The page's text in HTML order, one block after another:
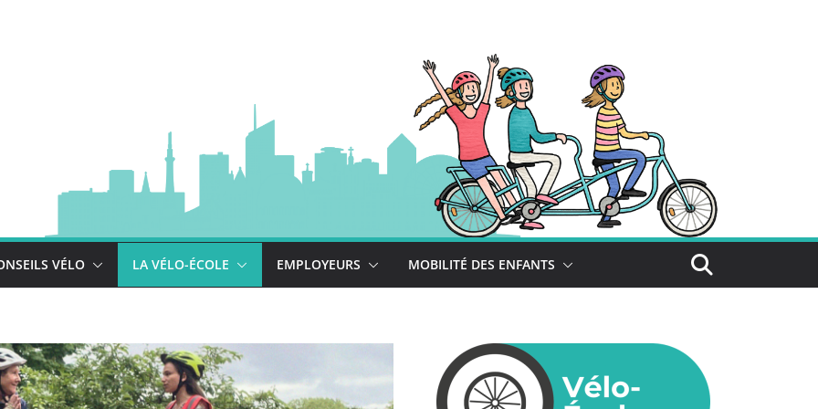
VÉLO LA VÉLO-ÉCOLE EMPLOYEURS MOBILITÉ DES ENFANTS